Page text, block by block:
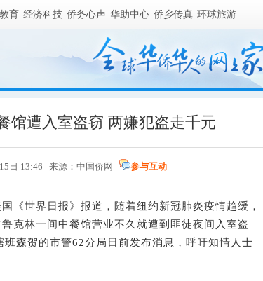
育 经济科技 侨务心声 华助中心 侨乡传真 环球旅游
馆遭入室盗窃 两嫌犯盗走千元
日 13:46 来源： 中国侨网 参与互动
世界日报》报道，随着纽约新冠肺炎疫情趋缓，
克林一间中餐馆营业不久就遭到匪徒夜间入室盗
森贺的市警62分局日前发布消息，呼吁知情人士